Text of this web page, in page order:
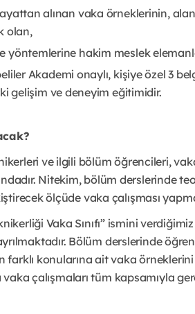
alınan vaka örneklerinin,
olan,
yöntemlerine hakim meslek
Akademi onaylı, kişiye özel 3
gelişim ve deneyim eğitimidir.
ve ilgili bölüm öğrencileri,
Nitekim, bölüm derslerinde
ölçüde vaka çalışması
Vaka Sınıfı” ismini
Bölüm derslerinde
farklı konularına ait vaka
çalışmaları tüm kapsamıyla